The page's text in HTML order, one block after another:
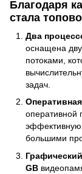
Благодаря
стала
Два
оснащена
потоками,
задач.
оперативной
эффективную
большими
GB